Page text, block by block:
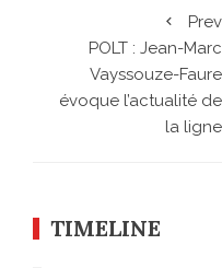
Prev
POLT : Jean-Marc
Vayssouze-Faure
évoque l’actualité de
la ligne
TIMELINE